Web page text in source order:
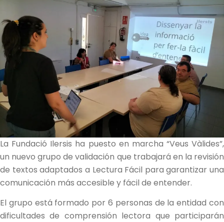
La Fundació Ilersis ha puesto en marcha “Veus Vàlides”,
un nuevo grupo de validación que trabajará en la revisión
de textos adaptados a Lectura Fácil para garantizar una
comunicación más accesible y fácil de entender.
El grupo está formado por 6 personas de la entidad con
dificultades de comprensión lectora que participarán